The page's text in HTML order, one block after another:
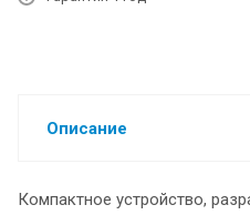
Описание
Компактное устройство,